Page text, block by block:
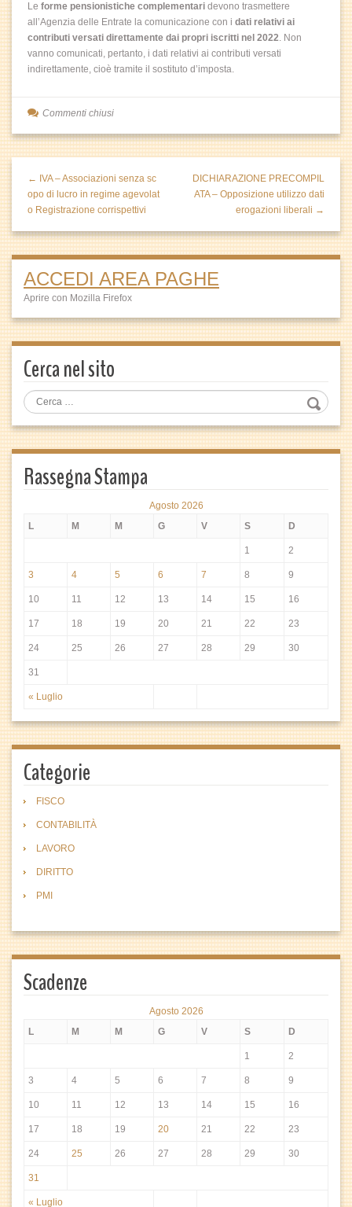
Le forme pensionistiche complementari devono trasmettere
all’Agenzia delle Entrate la comunicazione con i dati relativi ai
contributi versati direttamente dai propri iscritti nel 2022. Non
vanno comunicati, pertanto, i dati relativi ai contributi versati
indirettamente, cioè tramite il sostituto d’imposta.
Commenti chiusi
← IVA – Associazioni senza sc
opo di lucro in regime agevolat
o Registrazione corrispettivi
DICHIARAZIONE PRECOMPIL
ATA – Opposizione utilizzo dati
erogazioni liberali →
ACCEDI AREA PAGHE
Aprire con Mozilla Firefox
Cerca nel sito
Rassegna Stampa
Agosto 2026
L
M M G V S D
« Luglio
1 2
3 4 5 6 7 8 9
10 11 12 13 14 15 16
17 18 19 20 21 22 23
24 25 26 27 28 29 30
31
Categorie
FISCO
CONTABILITÀ
LAVORO
DIRITTO
PMI
Scadenze
Agosto 2026
L
M M G V S D
« Luglio
1 2
3 4 5 6 7 8 9
10 11 12 13 14 15 16
17 18 19 20 21 22 23
24 25 26 27 28 29 30
31